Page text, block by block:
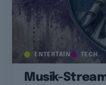
ENTERTAIN TECH
Musik-